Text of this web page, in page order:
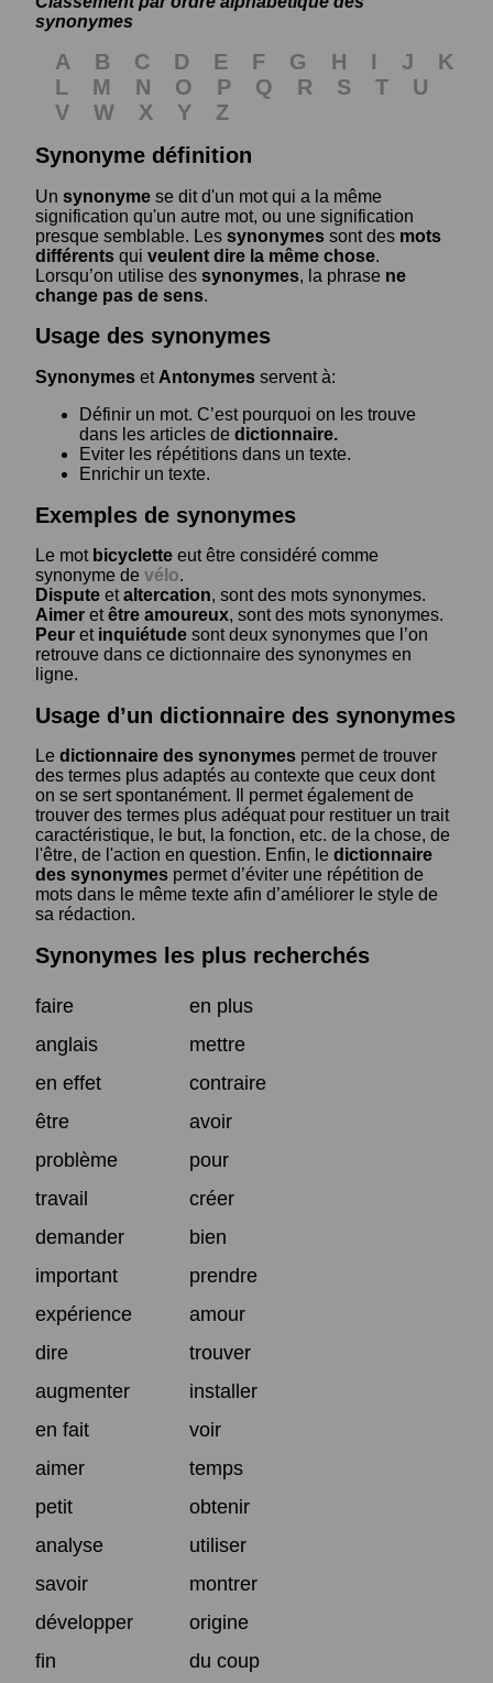
synonymes
A B C D E F G H I J
K
L
M N O P Q R S T
U
V
W X Y
Z
Synonyme définition
Un synonyme se dit d'un mot qui a la même
signification qu'un autre mot, ou une signification
presque semblable. Les synonymes sont des mots
différents qui veulent dire la même chose.
Lorsqu’on utilise des synonymes, la phrase ne
change pas de sens.
Usage des synonymes
Synonymes et Antonymes servent à:
Définir un mot. C’est pourquoi on les trouve
dans les articles de dictionnaire.
Eviter les répétitions dans un texte.
Enrichir un texte.
Exemples de synonymes
Le mot bicyclette eut être considéré comme
synonyme de vélo.
Dispute etaltercation, sont des mots synonymes.
Aimer etêtre amoureux, sont des mots synonymes.
Peur et inquiétude sont deux synonymes que l’on
retrouve dans ce dictionnaire des synonymes en
ligne.
Usage d’un dictionnaire des synonymes
Le dictionnaire des synonymes permet de trouver
des termes plus adaptés au contexte que ceux dont
on se sert spontanément. Il permet également de
trouver des termes plus adéquat pour restituer un trait
caractéristique, le but, la fonction, etc. de la chose, de
l'être, de l'action en question. Enfin, le dictionnaire
des synonymes permet d’éviter une répétition de
mots dans le même texte afin d’améliorer le style de
sa rédaction.
Synonymes les plus recherchés
faire
en plus
anglais
mettre
en effet
contraire
être
avoir
problème
pour
travail
créer
demander
bien
important
prendre
expérience
amour
dire
trouver
augmenter
installer
en fait
voir
aimer
temps
petit
obtenir
analyse
utiliser
savoir
montrer
développer
origine
fin
du coup